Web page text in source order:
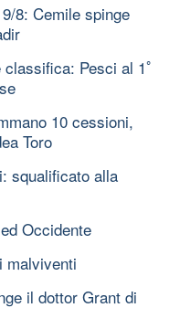
8: Cemile spinge
Pesci al 1ﾟ
10 cessioni,
Toro
squalificato alla
Occidente
malviventi
il dottor Grant di